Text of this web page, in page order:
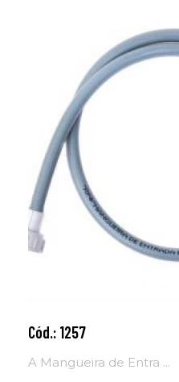
Cód.: 1257
A Mangueira de Entra ...
Adicionar ao carrinho